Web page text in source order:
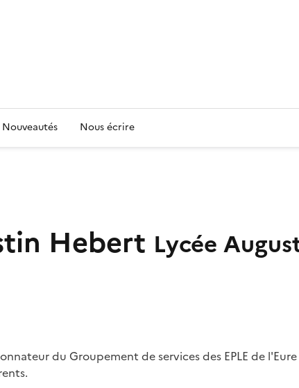
Nouveautés Nous écrire
Hebert Lycée
du Groupement de services des EPLE de